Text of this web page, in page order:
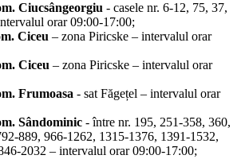
Ciucsângeorgiu - casele nr. 6-12, 75, 37,
orar 09:00-17:00;
Ciceu – zona Piricske – intervalul orar
Ciceu – zona Piricske – intervalul orar
Frumoasa - sat Făgețel – intervalul orar
Sândominic - între nr. 195, 251-358, 360,
889, 966-1262, 1315-1376, 1391-1532,
2032 – intervalul orar 09:00-17:00;